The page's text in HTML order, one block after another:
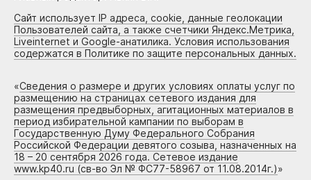
Сайт использует IP адреса, cookie, данные геолокации
Пользователей сайта, а также счетчики Яндекс.Метрика,
Liveinternet и Google-анатилика. Условия использования
содержатся в Политике по защите персональных данных.
«Сведения о размере и других условиях оплаты услуг по
размещению на страницах сетевого издания для
размещения предвыборных, агитационных материалов в
период избирательной кампании по выборам в
Государственную Думу Федерального Собрания
Российской Федерации девятого созыва, назначенных на
18 – 20 сентября 2026 года. Сетевое издание
www.kp40.ru (св-во Эл № ФС77-58967 от 11.08.2014г.)»